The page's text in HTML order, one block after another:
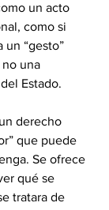
un acto
como si
un “gesto”
no una
Estado.
derecho
que puede
Se ofrece
qué se
tratara de